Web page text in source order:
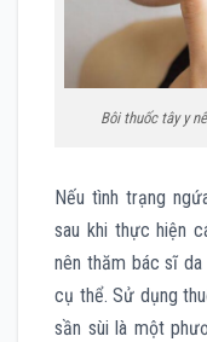
Bôi thuốc tây y
Nếu tình trạng
sau khi thực hiện
nên thăm bác sĩ
cụ thể. Sử dụng
sần sùi là một